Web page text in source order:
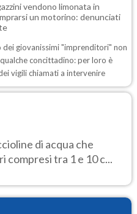
vendono limonata in
un motorino: denunciati
dei giovanissimi "imprenditori" non
concittadino: per loro è
vigili chiamati a intervenire
di acqua che
compresi tra 1 e 10 c...